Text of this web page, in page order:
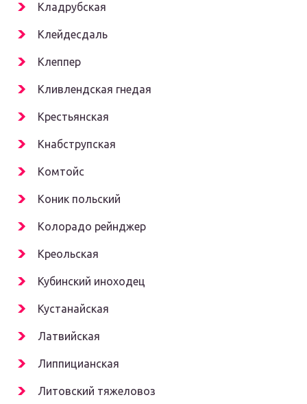
Кладрубская
Клейдесдаль
Клеппер
Кливлендская гнедая
Крестьянская
Кнабструпская
Комтойс
Коник польский
Колорадо рейнджер
Креольская
Кубинский иноходец
Кустанайская
Латвийская
Липпицианская
Литовский тяжеловоз